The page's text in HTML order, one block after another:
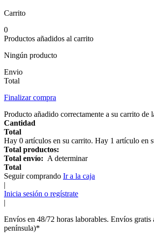
Carrito
0
Productos añadidos al carrito
Ningún producto
Envio
Total
Finalizar compra
Producto añadido correctamente a su carrito de
Cantidad
Total
Hay 0 artículos en su carrito. Hay 1 artículo en
Total productos:
Total envío: A determinar
Total
Seguir comprando Ir a la caja
|
Inicia sesión o regístrate
|
Envíos en 48/72 horas laborables. Envíos gratis
península)*